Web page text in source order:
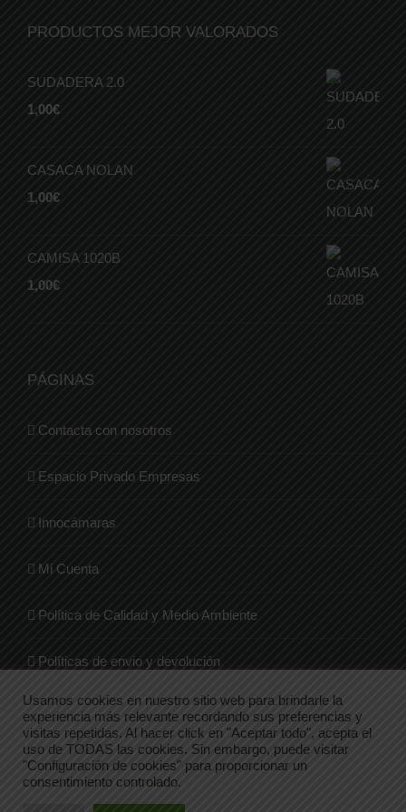
PRODUCTOS MEJOR VALORADOS
SUDADERA 2.0
1,00€
CASACA NOLAN
1,00€
CAMISA 1020B
1,00€
PÁGINAS
Contacta con nosotros
Espacio Privado Empresas
Innocámaras
Mi Cuenta
Política de Calidad y Medio Ambiente
Políticas de envio y devolución
Quienes Somos
Tienda
Usamos cookies en nuestro sitio web para brindarle la
experiencia más relevante recordando sus preferencias y
visitas repetidas. Al hacer click en "Aceptar todo", acepta el
uso de TODAS las cookies. Sin embargo, puede visitar
"Configuración de cookies" para proporcionar un
consentimiento controlado.